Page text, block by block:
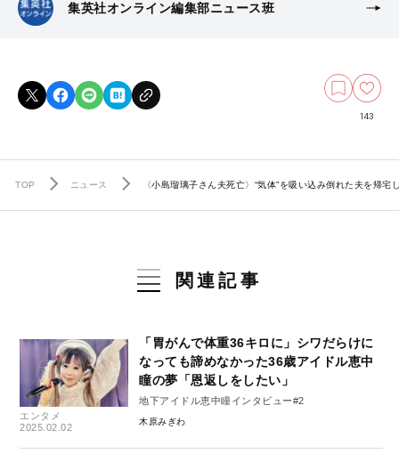
集英社オンライン編集部ニュース班
143
TOP ニュース 〈小島瑠璃子さん夫死亡〉“気体”を吸い込み倒れた夫を帰
関連記事
エンタメ
2025.02.02
「胃がんで体重36キロに」シワだらけに
なっても諦めなかった36歳アイドル恵中
瞳の夢「恩返しをしたい」
地下アイドル恵中瞳インタビュー#2
木原みぎわ